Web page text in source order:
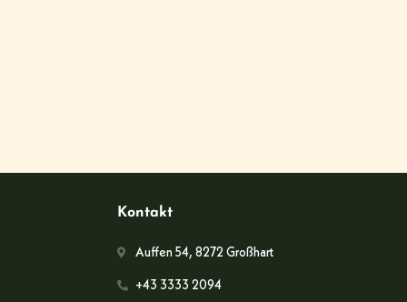
Kontakt
Auffen 54, 8272 Großhart
+43 3333 2094